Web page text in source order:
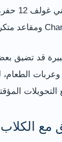
يتضمن
قد تضيق
وعربات
التحويلات
مع الكلاب